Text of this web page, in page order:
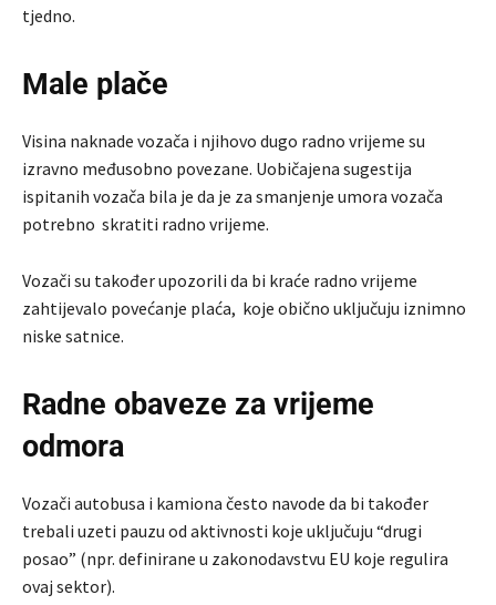
tjedno.
Male plače
Visina naknade vozača i njihovo dugo radno vrijeme su
izravno međusobno povezane. Uobičajena sugestija
ispitanih vozača bila je da je za smanjenje umora vozača
potrebno skratiti radno vrijeme.
Vozači su također upozorili da bi kraće radno vrijeme
zahtijevalo povećanje plaća, koje obično uključuju iznimno
niske satnice.
Radne obaveze za vrijeme
odmora
Vozači autobusa i kamiona često navode da bi također
trebali uzeti pauzu od aktivnosti koje uključuju “drugi
posao” (npr. definirane u zakonodavstvu EU koje regulira
ovaj sektor).